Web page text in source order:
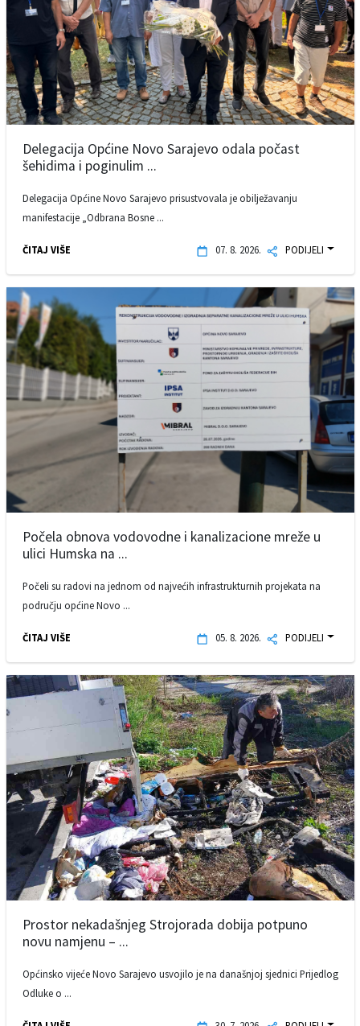
Delegacija Općine Novo Sarajevo odala počast
šehidima i poginulim ...
Delegacija Općine Novo Sarajevo prisustvovala je obilježavanju
manifestacije „Odbrana Bosne ...
ČITAJ VIŠE 07. 8. 2026. PODIJELI
Počela obnova vodovodne i kanalizacione mreže u
ulici Humska na ...
Počeli su radovi na jednom od najvećih infrastrukturnih projekata na
području općine Novo ...
ČITAJ VIŠE 05. 8. 2026. PODIJELI
Prostor nekadašnjeg Strojorada dobija potpuno
novu namjenu – ...
Općinsko vijeće Novo Sarajevo usvojilo je na današnjoj sjednici Prijedlog
Odluke o ...